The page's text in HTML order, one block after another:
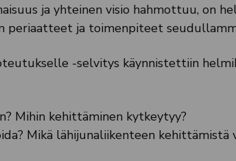
ja yhteinen visio hahmottuu, on
periaatteet ja toimenpiteet
-selvitys käynnistettiin
Mihin kehittäminen kytkeytyy?
Mikä lähijunaliikenteen kehittämistä